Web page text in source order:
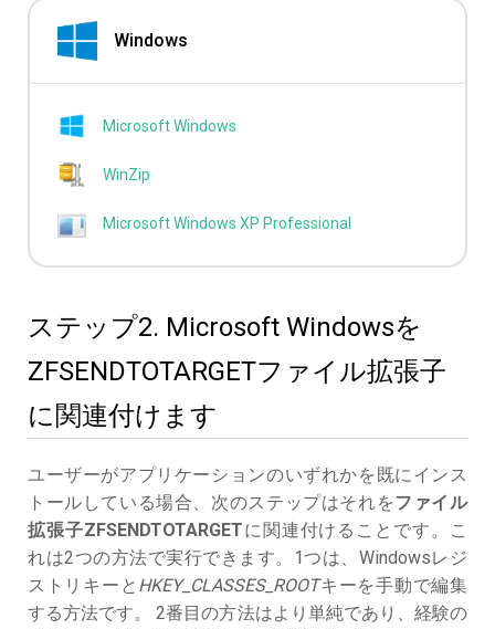
Windows
Microsoft Windows
WinZip
Microsoft Windows XP Professional
ステップ2. Microsoft Windowsを
ZFSENDTOTARGETファイル拡張子
に関連付けます
ユーザーがアプリケーションのいずれかを既にインス
トールしている場合、次のステップはそれをファイル
拡張子ZFSENDTOTARGETに関連付けることです。こ
れは2つの方法で実行できます。1つは、Windowsレジ
ストリキーと HKEY_CLASSES_ROOTキーを手動で編集
する方法です。 2番目の方法はより単純であり、経験の